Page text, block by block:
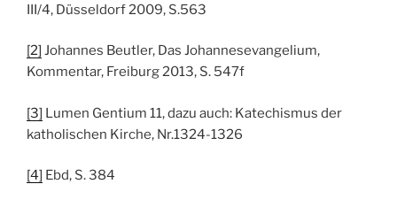
III/4, Düsseldorf 2009, S.563
[2] Johannes Beutler, Das Johannesevangelium,
Kommentar, Freiburg 2013, S. 547f
[3] Lumen Gentium 11, dazu auch: Katechismus der
katholischen Kirche, Nr.1324-1326
[4] Ebd, S. 384